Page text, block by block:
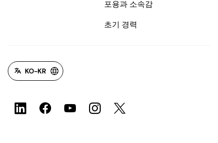
포용과 소속감
초기 경력
KO-KR